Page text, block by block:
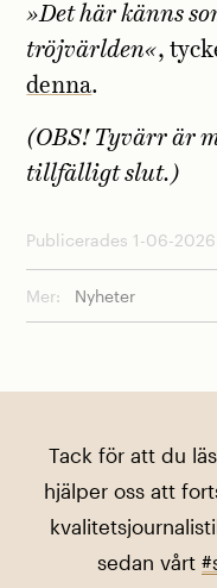
»Det här känns
tröjvärlden«,
denna.
(OBS! Tyvärr är
tillfälligt slut.)
Publicerades 1-06-
Mer: Nyheter
Tack för att du
hjälper oss att
sedan vårt